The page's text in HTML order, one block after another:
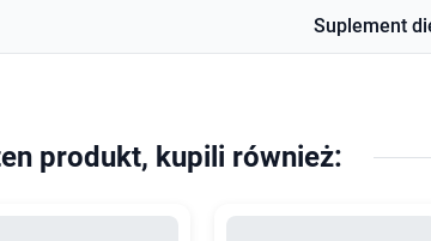
Suplement
produkt, kupili również: